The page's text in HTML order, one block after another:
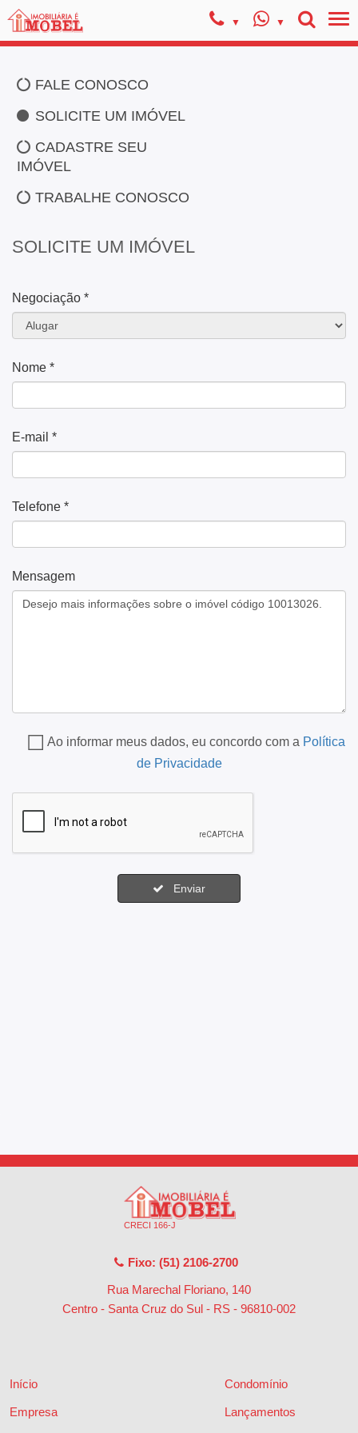
FALE CONOSCO
SOLICITE UM IMÓVEL
CADASTRE SEU
IMÓVEL
TRABALHE CONOSCO
SOLICITE UM IMÓVEL
Negociação *
Nome *
E-mail *
Telefone *
Mensagem
Ao informar meus dados, eu concordo com a Política
de Privacidade
Enviar
CRECI 166-J
Fixo: (51) 2106-2700
Rua Marechal Floriano, 140
Centro - Santa Cruz do Sul - RS - 96810-002
Início
Empresa
Condomínio
Lançamentos